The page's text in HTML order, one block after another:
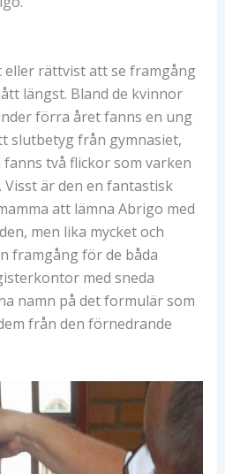
rättvist att se framgång
längst. Bland de kvinnor
förra året fanns en ung
slutbetyg från gymnasiet,
två flickor som varken
Visst är den en fantastisk
att lämna Abrigo med
men lika mycket och
framgång för de båda
med sneda
namn på det formulär som
från den förnedrande